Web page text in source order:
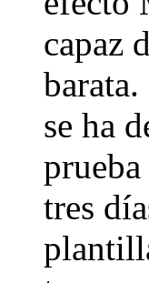
capaz
se ha
tres